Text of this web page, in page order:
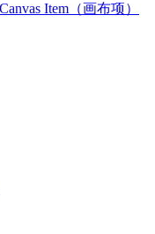
Item（画布项）